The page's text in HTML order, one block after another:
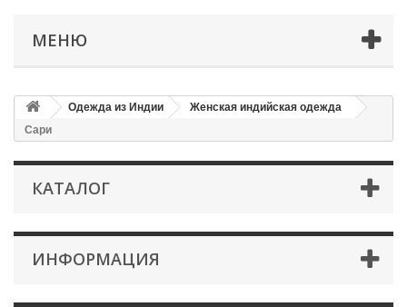
МЕНЮ
Одежда из Индии
Женская индийская одежда
Сари
КАТАЛОГ
ИНФОРМАЦИЯ